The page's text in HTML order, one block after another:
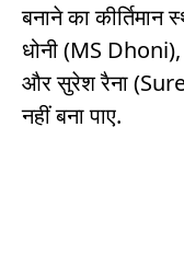
बनाने का कीर्तिमान
धोनी (MS Dhoni),
और सुरेश रैना
नहीं बना पाए.